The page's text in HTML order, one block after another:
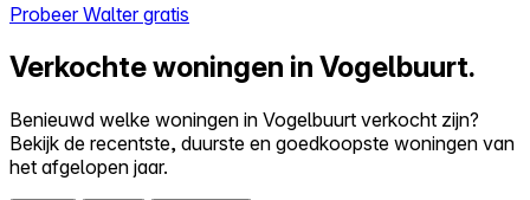
Probeer Walter gratis
Verkochte woningen in Vogelbuurt.
Benieuwd welke woningen in Vogelbuurt verkocht zijn?
Bekijk de recentste, duurste en goedkoopste woningen van
het afgelopen jaar.